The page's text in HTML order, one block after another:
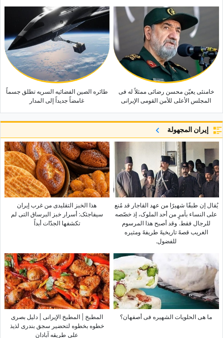
خامنئی یعیّن محسن رضائی ممثلاً له فی
المجلس الأعلى للأمن القومی الإیرانی
طائره الصین الفضائیه السریه تطلق جسماً
غامضاً جدیداً إلى المدار
إيران المجهولة
یُقال إن طبقًا شهیرًا من عهد القاجار قد مُنع
على النساء بأمرٍ من أحد الملوک، إذ خصّصه
للرجال فقط. وقد أصبح هذا المرسوم
الغریب قصهً تاریخیهً طریفهً ومثیره
للفضول.
هذا الخبز التقلیدی من غرب إیران
سیفاجئک: أسرار خبز البرساق التی لم
تکشفها الجدّات أبداً
ما هی الحلویات الشهیره فی أصفهان؟
المطبخ | المطبخ الإیرانی | دلیل بصری
خطوه بخطوه لتحضیر سجق بندری لذیذ
على طریقه آبادان